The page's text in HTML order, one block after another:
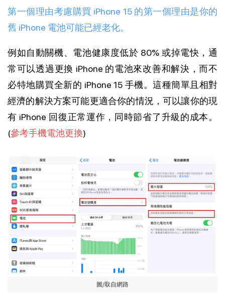
第一個理由考慮購買 iPhone 15 的第一個理由是你的
舊 iPhone 電池可能已經老化。
例如自動關機、電池健康度低於 80% 或掉電快，通
常可以透過更換 iPhone 的電池來改善和解決，而不
必特地購買全新的 iPhone 15 手機。這種簡單且相對
經濟的解決方案可能更適合你的情況，可以讓你的現
有 iPhone 回復正常運作，同時節省了升級的成本。
(參考手機電池更換)
圖/取自網路